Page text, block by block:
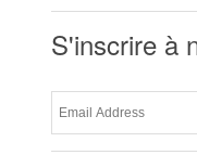
S'inscrire à